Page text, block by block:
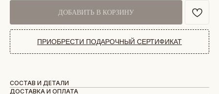
ДОБАВИТЬ В КОРЗИНУ
ПРИОБРЕСТИ ПОДАРОЧНЫЙ СЕРТИФИКАТ
СОСТАВ И ДЕТАЛИ
ДОСТАВКА И ОПЛАТА